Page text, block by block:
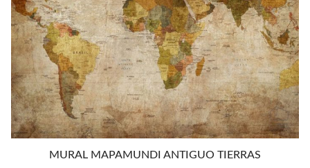
MURAL MAPAMUNDI ANTIGUO TIERRAS